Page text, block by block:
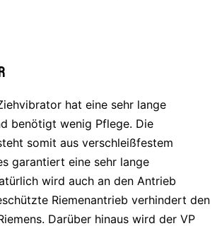
hat eine sehr lange
benötigt wenig Pflege. Die
somit aus verschleißfestem
garantiert eine sehr lange
wird auch an den Antrieb
Riemenantrieb verhindert den
Darüber hinaus wird der VP